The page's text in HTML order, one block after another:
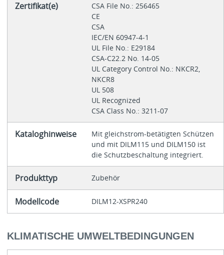
Zertifikat(e)
CSA File No.: 256465
CE
CSA
IEC/EN 60947-4-1
UL File No.: E29184
CSA-C22.2 No. 14-05
UL Category Control No.: NKCR2,
NKCR8
UL 508
UL Recognized
CSA Class No.: 3211-07
Kataloghinweise
Mit gleichstrom-betätigten Schützen
und mit DILM115 und DILM150 ist
die Schutzbeschaltung integriert.
Produkttyp Zubehör
Modellcode DILM12-XSPR240
KLIMATISCHE UMWELTBEDINGUNGEN